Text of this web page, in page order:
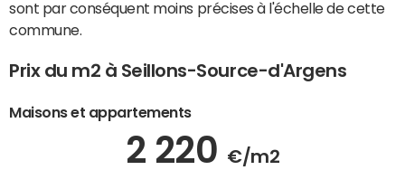
sont par conséquent moins précises à l'échelle de cette
commune.
Prix du m2 à Seillons-Source-d'Argens
Maisons et appartements
2 220 €/m2